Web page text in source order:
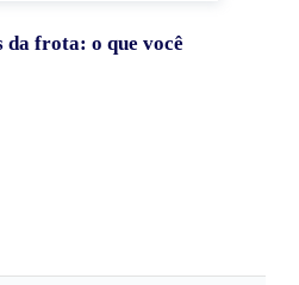
da frota: o que você